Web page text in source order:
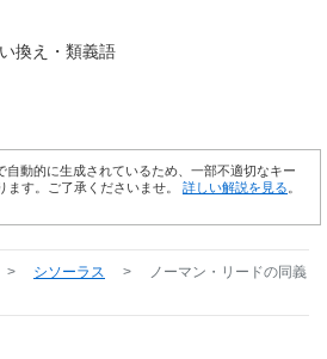
換え・類義語
自動的に生成されているため、一部不適切なキー
ます。ご了承くださいませ。 詳しい解説を見る
> シソーラス > ノーマン・リードの同義